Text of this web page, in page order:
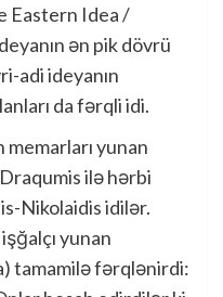
Eastern Idea /
ən pik dövrü
adi ideyanın
da fərqli idi.
yunan
ilə hərbi
Nikolaidis idilər.
yunan
tamamilə fərqlənirdi: